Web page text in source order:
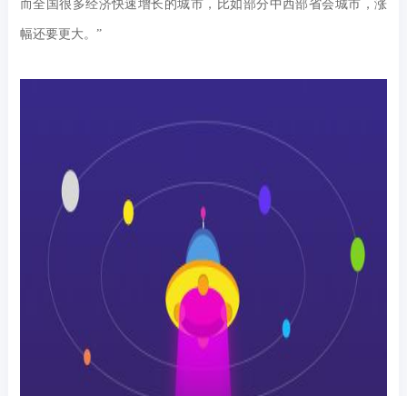
而全国很多经济快速增长的城市，比如部分中西部省会城市，涨
幅还要更大。”